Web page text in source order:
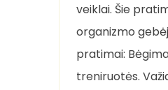
veiklai. Šie
organizmo
pratimai:
treniruotės.